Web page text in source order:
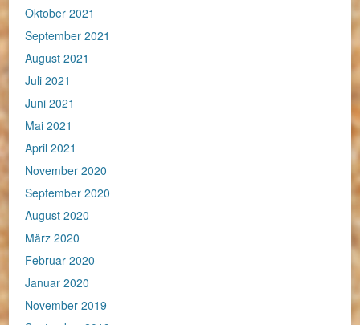
Oktober 2021
September 2021
August 2021
Juli 2021
Juni 2021
Mai 2021
April 2021
November 2020
September 2020
August 2020
März 2020
Februar 2020
Januar 2020
November 2019